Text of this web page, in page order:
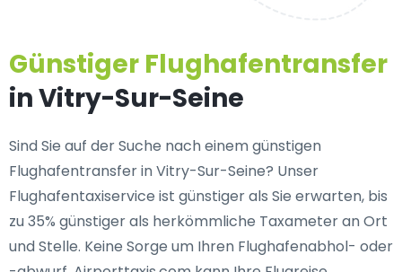
Günstiger Flughafentransfer
in Vitry-Sur-Seine
Sind Sie auf der Suche nach einem günstigen
Flughafentransfer in Vitry-Sur-Seine? Unser
Flughafentaxiservice ist günstiger als Sie erwarten, bis
zu 35% günstiger als herkömmliche Taxameter an Ort
und Stelle. Keine Sorge um Ihren Flughafenabhol- oder